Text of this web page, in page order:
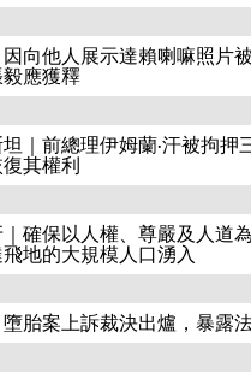
向他人展示達賴喇嘛照片
毅應獲釋
｜前總理伊姆蘭·汗被拘押
其權利
確保以人權、尊嚴及人道
地的大規模人口湧入
胎案上訴裁決出爐，暴露